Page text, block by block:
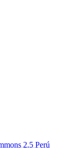
2.5 Perú